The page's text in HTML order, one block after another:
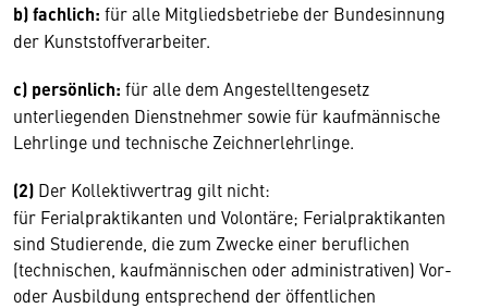
b) fachlich: für alle Mitgliedsbetriebe der Bundesinnung
der Kunststoffverarbeiter.
c) persönlich: für alle dem Angestelltengesetz
unterliegenden Dienstnehmer sowie für kaufmännische
Lehrlinge und technische Zeichnerlehrlinge.
(2) Der Kollektivvertrag gilt nicht:
für Ferialpraktikanten und Volontäre; Ferialpraktikanten
sind Studierende, die zum Zwecke einer beruflichen
(technischen, kaufmännischen oder administrativen) Vor-
oder Ausbildung entsprechend der öffentlichen